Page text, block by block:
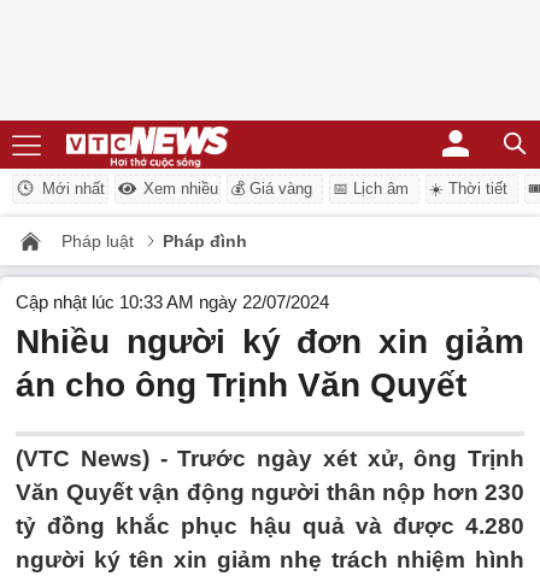
Mới nhất Xem nhiều 💰 Giá vàng 📅 Lịch âm ☀️ Thời tiết
Pháp luật Pháp đình
Cập nhật lúc 10:33 AM ngày 22/07/2024
Nhiều người ký đơn xin giảm
án cho ông Trịnh Văn Quyết
(VTC News) -Trước ngày xét xử, ông Trịnh
Văn Quyết vận động người thân nộp hơn 230
tỷ đồng khắc phục hậu quả và được 4.280
người ký tên xin giảm nhẹ trách nhiệm hình